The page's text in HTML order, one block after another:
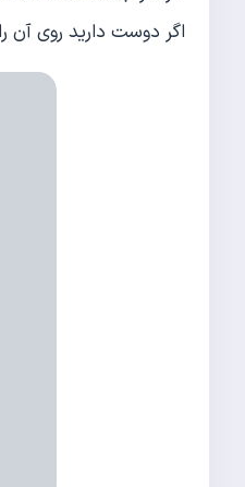
اگر دوست دارید روی آن